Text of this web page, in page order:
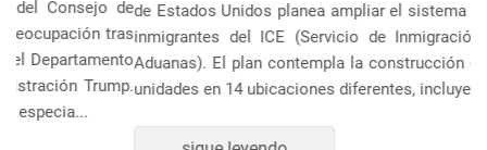
de Estados Unidos planea ampliar el sistema de detención de
inmigrantes del ICE (Servicio de Inmigración y Control de
Aduanas). El plan contempla la construcción o ampliación de
unidades en 14 ubicaciones diferentes, incluye...